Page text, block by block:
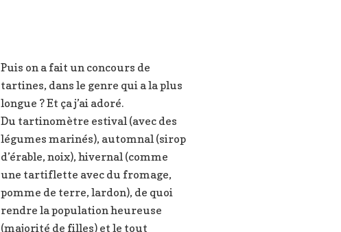
Puis on a fait un concours de
tartines, dans le genre qui a la plus
longue ? Et ça j’ai adoré.
Du tartinomètre estival (avec des
légumes marinés), automnal (sirop
d’érable, noix), hivernal (comme
une tartiflette avec du fromage,
pomme de terre, lardon), de quoi
rendre la population heureuse
(majorité de filles) et le tout